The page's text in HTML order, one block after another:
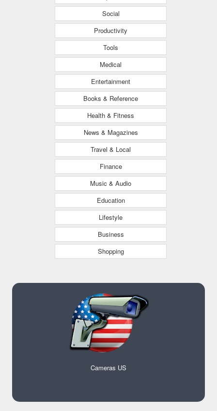
Social
Productivity
Tools
Medical
Entertainment
Books & Reference
Health & Fitness
News & Magazines
Travel & Local
Finance
Music & Audio
Education
Lifestyle
Business
Shopping
Cameras US